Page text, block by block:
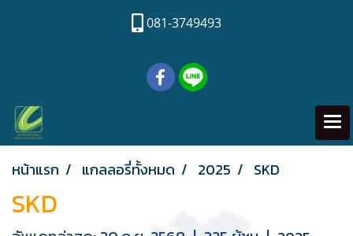
081-3749493
หน้าแรก แกลลอรี่ทั้งหมด 2025 SKD
SKD